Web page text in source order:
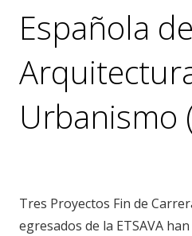
Española de
Urbanismo
Tres Proyectos Fin de
egresados de la ETSAVA